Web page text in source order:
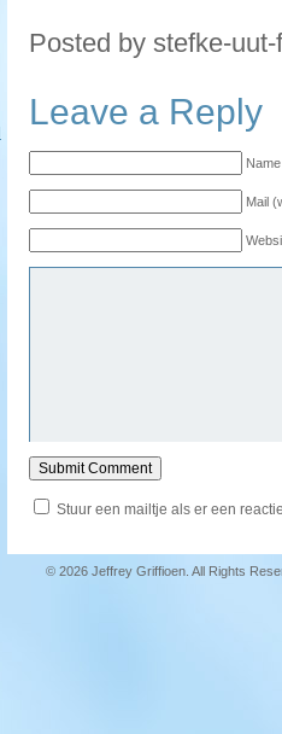
Posted by stefke-
Leave a Reply
Mail
Stuur een mailtje als er een
© 2026 Jeffrey Griffioen. All Rights